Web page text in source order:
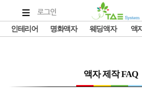
로그인
인테리어 명화액자 웨딩액자 액
액자 제작 FAQ